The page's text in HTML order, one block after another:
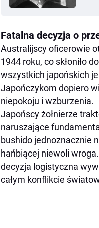
Fatalna decyzja o
Australijscy oficerowie
1944 roku, co skłoniło
wszystkich japońskich
Japończykom dopiero
niepokoju i wzburzenia.
Japońscy żołnierze
naruszające
bushido jednoznacznie
hańbiącej niewoli
decyzja logistyczna
całym konflikcie